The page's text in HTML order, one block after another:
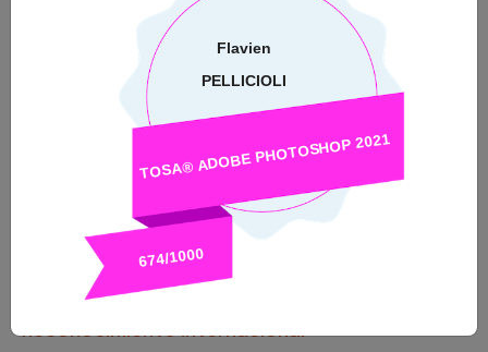
Validación de aptitudes
La certificación Tosa favorece la diferenciación en el mercado
laboral. La certificación Tosa demuestra a empleadores
actuales y potenciales que un individuo posede las aptitudes
adecuadas para el trabajo. Con una puntuación máxima de
1000, las certificaciones Tosa se pueden agregar fácilmente a
las redes sociales profesionales y currículos o incorporar a
planes de estudios y programas de formación académicos.
El 89 % de las personas con certificaciones Tosa afirman que
les han ayudado a adquirir confianza en sus aptitudes.
Reconocimiento internacional